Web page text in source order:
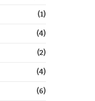
(1)
(4)
(2)
(4)
(6)